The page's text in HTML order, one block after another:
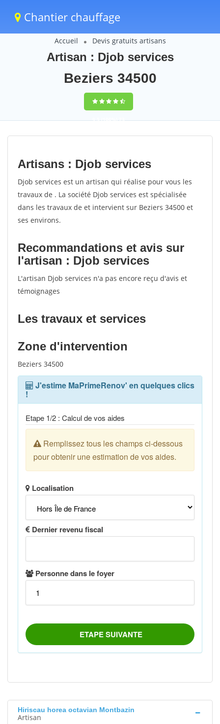
Chantier chauffage
Accueil Devis gratuits artisans
Artisan : Djob services
Beziers 34500
9,5(100%)73
votes
Artisans : Djob services
Djob services est un artisan qui réalise pour vous les
travaux de . La société Djob services est spécialisée
dans les travaux de et intervient sur Beziers 34500 et
ses environs.
Recommandations et avis sur
l'artisan : Djob services
L'artisan Djob services n'a pas encore reçu d'avis et
témoignages
Les travaux et services
Zone d'intervention
Beziers 34500
Hiriscau horea octavian Montbazin
Artisan